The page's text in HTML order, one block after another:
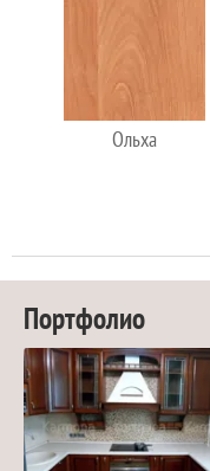
Ольха
Портфолио